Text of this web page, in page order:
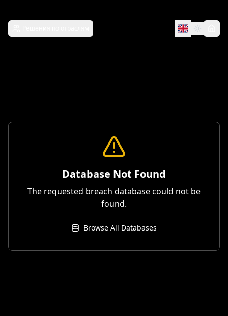
Database Not Found
The requested breach database could not be
found.
Browse All Databases